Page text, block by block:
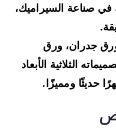
صناعة السيراميك،
جدران، ورق
الثلاثية الأبعاد
ومميزًا.